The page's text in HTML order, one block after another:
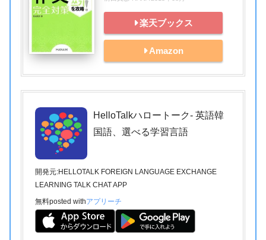
楽天ブックス
Amazon
HelloTalkハロートーク- 英語韓
国語、選べる学習言語
開発元:HELLOTALK FOREIGN LANGUAGE EXCHANGE
LEARNING TALK CHAT APP
無料posted withアプリーチ